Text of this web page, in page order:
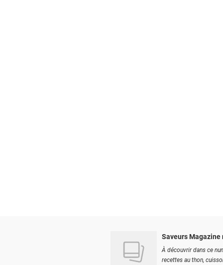
Saveurs Magazine
À découvrir dans ce
recettes au thon,